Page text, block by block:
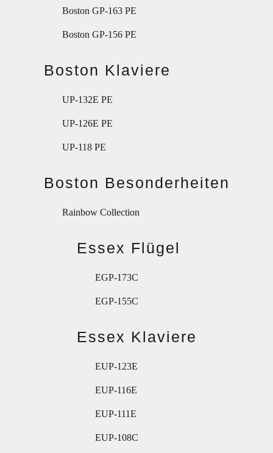
Boston GP-163 PE
Boston GP-156 PE
Boston Klaviere
UP-132E PE
UP-126E PE
UP-118 PE
Boston Besonderheiten
Rainbow Collection
Essex Flügel
EGP-173C
EGP-155C
Essex Klaviere
EUP-123E
EUP-116E
EUP-111E
EUP-108C